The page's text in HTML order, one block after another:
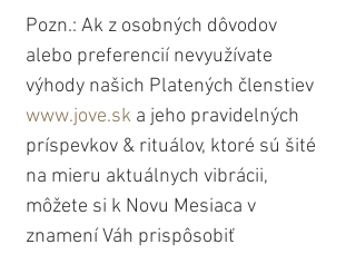
Pozn.: Ak z osobných dôvodov
alebo preferencií nevyužívate
výhody našich Platených členstiev
www.jove.sk a jeho pravidelných
príspevkov & rituálov, ktoré sú šité
na mieru aktuálnych vibrácii,
môžete si k Novu Mesiaca v
znamení Váh prispôsobiť